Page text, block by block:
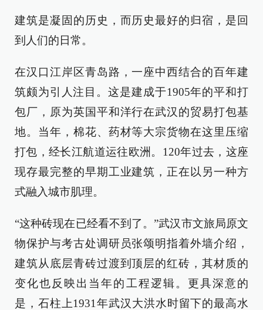
建筑是凝固的历史，而历史最好的归宿，是回
到人们的日常。
在汉口江岸区青岛路，一座中西结合的百年建
筑颇为引人注目。这是建成于1905年的平和打
包厂，原为英国平和洋行在武汉的贸易打包基
地。当年，棉花、药材等大宗货物在这里压缩
打包，经长江航道运往欧洲。120年过去，这座
现存最完整的早期工业建筑，正在以另一种方
式融入城市肌理。
“这种砖现在已经看不到了。”武汉市文旅局原文
物保护与考古处调研员张颂明指着外墙介绍，
建筑从底层青砖过渡到顶层的红砖，其材质的
变化也反映出当年的工程逻辑。更具深意的
是，石柱上1931年武汉大洪水时留下的最高水